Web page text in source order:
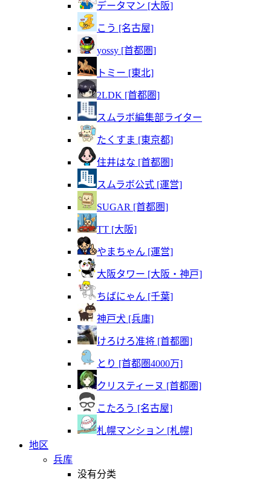
データマン [大阪]
こう [名古屋]
yossy [首都圏]
トミー [東北]
2LDK [首都圏]
スムラボ編集部ライター
たくすま [東京都]
住井はな [首都圏]
スムラボ公式 [運営]
SUGAR [首都圏]
TT [大阪]
やまちゃん [運営]
大阪タワー [大阪・神戸]
ちばにゃん [千葉]
神戸犬 [兵庫]
けろけろ准将 [首都圏]
とり [首都圏4000万]
クリスティーヌ [首都圏]
こたろう [名古屋]
札幌マンション [札幌]
地区
兵库
没有分类